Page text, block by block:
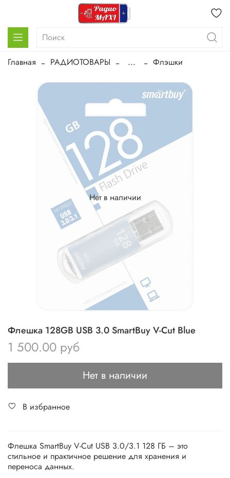
Главная РАДИОТОВАРЫ ... Флэшки
Нет в наличии
Флешка 128GB USB 3.0 SmartBuy V-Cut Blue
1 500.00 руб
Нет в наличии
В избранное
Флешка SmartBuy V-Cut USB 3.0/3.1 128 ГБ – это
стильное и практичное решение для хранения и
переноса данных.